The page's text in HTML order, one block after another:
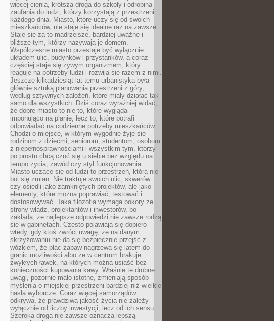
więcej cienia, krótsza droga do szkoły i odrobina
zaufania do ludzi, którzy korzystają z przestrzeni
każdego dnia. Miasto, które uczy się od swoich
mieszkańców, nie staje się idealne raz na zawsze.
Staje się za to mądrzejsze, bardziej uważne i
bliższe tym, którzy nazywają je domem.
Współczesne miasto przestaje być wyłącznie
układem ulic, budynków i przystanków, a coraz
częściej staje się żywym organizmem, który
reaguje na potrzeby ludzi i rozwija się razem z nimi.
Jeszcze kilkadziesiąt lat temu urbanistyka była
głównie sztuką planowania przestrzeni z góry,
według sztywnych założeń, które miały działać tak
samo dla wszystkich. Dziś coraz wyraźniej widać,
że dobre miasto to nie to, które wygląda
imponująco na planie, lecz to, które potrafi
odpowiadać na codzienne potrzeby mieszkańców.
Chodzi o miejsce, w którym wygodnie żyje się
rodzinom z dziećmi, seniorom, studentom, osobom
z niepełnosprawnościami i wszystkim tym, którzy
po prostu chcą czuć się u siebie bez względu na
tempo życia, zawód czy styl funkcjonowania.
Miasto uczące się od ludzi to przestrzeń, która nie
boi się zmian. Nie traktuje swoich ulic, skwerów
czy osiedli jako zamkniętych projektów, ale jako
elementy, które można poprawiać, testować i
dostosowywać. Taka filozofia wymaga pokory ze
strony władz, projektantów i inwestorów, bo
zakłada, że najlepsze odpowiedzi nie zawsze rodzą
się w gabinetach. Często pojawiają się dopiero
wtedy, gdy ktoś zwróci uwagę, że na danym
skrzyżowaniu nie da się bezpiecznie przejść z
wózkiem, że plac zabaw nagrzewa się latem do
granic możliwości albo że w centrum brakuje
zwykłych ławek, na których można usiąść bez
konieczności kupowania kawy. Właśnie te drobne
uwagi, pozornie mało istotne, zmieniają sposób
myślenia o miejskiej przestrzeni bardziej niż wielkie
hasła wyborcze. Coraz więcej samorządów
odkrywa, że prawdziwa jakość życia nie zależy
wyłącznie od liczby inwestycji, lecz od ich sensu.
Szeroka droga nie zawsze oznacza lepszą